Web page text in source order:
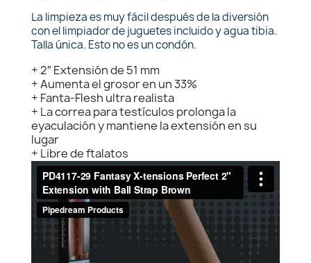
La limpieza es muy fácil después de la diversión
con el limpiador de juguetes incluido y agua tibia.
Talla única. Esto no es un condón.
+ 2″ Extensión de 51 mm
+ Aumenta el grosor en un 33%
+ Fanta-Flesh ultra realista
+ La correa para testículos prolonga la
eyaculación y mantiene la extensión en su
lugar
+ Libre de ftalatos